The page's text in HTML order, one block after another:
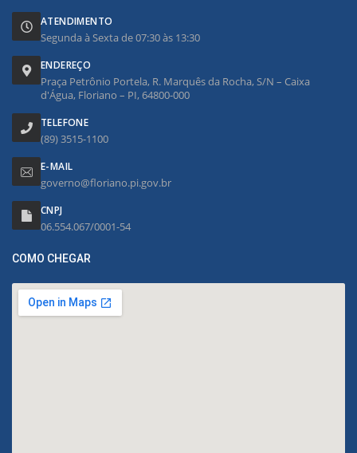
ATENDIMENTO
Segunda à Sexta de 07:30 às 13:30
ENDEREÇO
Praça Petrônio Portela, R. Marquês da Rocha, S/N – Caixa
d'Água, Floriano – PI, 64800-000
TELEFONE
(89) 3515-1100
E-MAIL
governo@floriano.pi.gov.br
CNPJ
06.554.067/0001-54
COMO CHEGAR